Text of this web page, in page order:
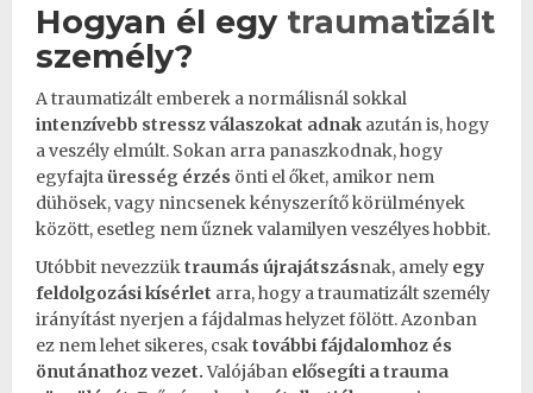
Hogyan él egy traumatizált
személy?
A traumatizált emberek a normálisnál sokkal
intenzívebb stresszválaszokat adnak azután is, hogy
a veszély elmúlt. Sokan arra panaszkodnak, hogy
egyfajtaüresség érzés önti el őket, amikor nem
dühösek, vagy nincsenek kényszerítő körülmények
között, esetleg nem űznek valamilyen veszélyes hobbit.
Utóbbit nevezzüktraumás újrajátszásnak, amely egy
feldolgozási kísérlet arra, hogy a traumatizált személy
irányítást nyerjen a fájdalmas helyzet fölött. Azonban
ez nem lehet sikeres, csaktovábbi fájdalomhoz és
önutánathoz vezet.Valójában elősegíti atrauma